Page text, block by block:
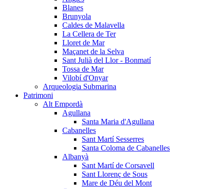
Blanes
Brunyola
Caldes de Malavella
La Cellera de Ter
Lloret de Mar
Maçanet de la Selva
Sant Julià del Llor - Bonmatí
Tossa de Mar
Vilobí d'Onyar
Arqueologia Submarina
Patrimoni
Alt Empordà
Agullana
Santa Maria d'Agullana
Cabanelles
Sant Martí Sesserres
Santa Coloma de Cabanelles
Albanyà
Sant Martí de Corsavell
Sant Llorenç de Sous
Mare de Déu del Mont